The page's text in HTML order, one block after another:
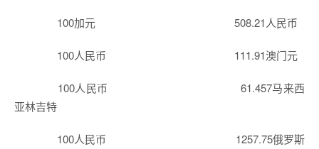
100加元 508.21人民币
100人民币 111.91澳门元
100人民币 61.457马来西
亚林吉特
100人民币 1257.75俄罗斯